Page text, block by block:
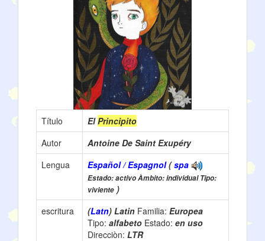
Título ElPrincipito
Autor
Antoine De Saint Exupéry
Lengua
Español / Espagnol(spa
Estado: activo Àmbito: individual Tipo:
viviente )
escritura
(Latn) Latin Familia: Europea
Tipo: alfabeto Estado: en uso
Direcciòn: LTR